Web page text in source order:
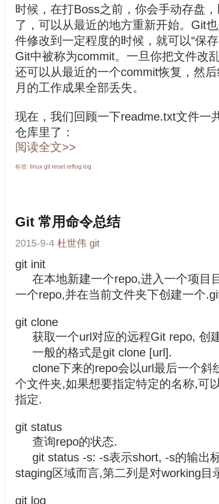
时候，在打Boss之前，你会手动存盘
了，可以从最近的地方重新开始。Git
件修改到一定程度的时候，就可以“保
Git中被称为commit。一旦你把文件改
还可以从最近的一个commit恢复，然
月的工作成果全部丢失。
现在，我们回顾一下readme.txt文件一
仓库里了：
阅读全文>>
标签: linux git reset reflog log
Git 常用命令总结
2015-9-4 杜世伟 git
git init
在本地新建一个repo,进入一个项目
一个repo,并在当前文件夹下创建一个
git clone
获取一个url对应的远程Git repo, 创
一般的格式是git clone [url].
clone下来的repo会以url最后一个斜
个文件夹,如果想要指定特定的名称,可
指定.
git status
查询repo的状态.
git status -s: -s表示short, -s的输出
staging区域而言,第二列是对working目
git log